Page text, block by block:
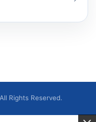
Rights Reserved.